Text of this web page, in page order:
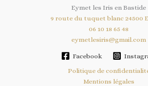
Eymet les Iris en Bastide
9 route du tuquet blanc 24500
06 10 18 65 48
eymetlesiris@gmail.com
Facebook
Politique de
Mentions légales